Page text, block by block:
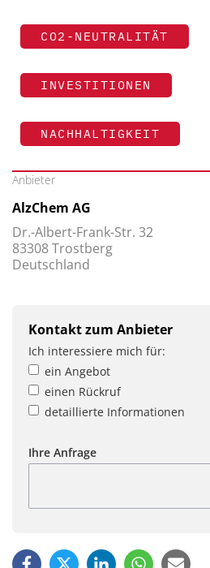
CO2-NEUTRALITÄT
INVESTITIONEN
NACHHALTIGKEIT
Anbieter
AlzChem AG
Dr.-Albert-Frank-Str. 32
83308 Trostberg
Deutschland
Kontakt zum Anbieter
Ich interessiere mich für:
ein Angebot
einen Rückruf
detaillierte Informationen
Ihre Anfrage